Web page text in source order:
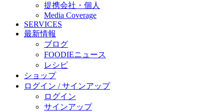
提携会社・個人
Media Coverage
SERVICES
最新情報
ブログ
FOODIEニュース
レシピ
ショップ
ログイン / サインアップ
ログイン
サインアップ